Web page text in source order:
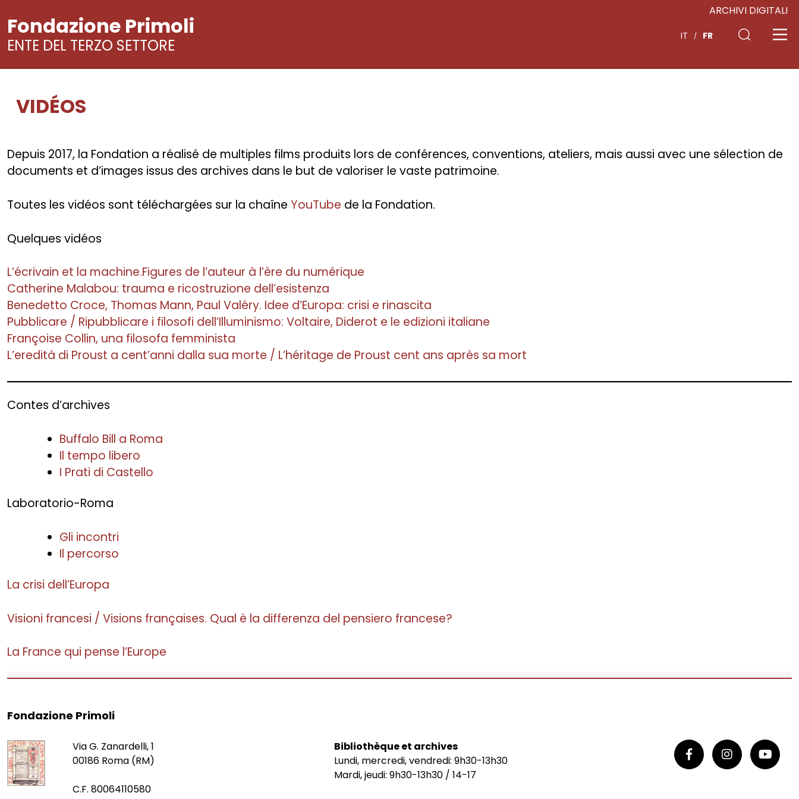
Skip
Fondazione Primoli
ENTE DEL TERZO SETTORE
ARCHIVI DIGITALI
IT FR
VIDÉOS
Depuis 2017, la Fondation a réalisé de multiples films produits lors de conférences, conventions, ateliers, mais aussi avec une sélection de
documents et d’images issus des archives dans le but de valoriser le vaste patrimoine.
Toutes les vidéos sont téléchargées sur la chaîne YouTube de la Fondation.
Quelques vidéos
L’écrivain et la machine.Figures de l’auteur à l’ère du numérique
Catherine Malabou: trauma e ricostruzione dell’esistenza
Benedetto Croce, Thomas Mann, Paul Valéry. Idee d’Europa: crisi e rinascita
Pubblicare / Ripubblicare i filosofi dell’Illuminismo: Voltaire, Diderot e le edizioni italiane
Françoise Collin, una filosofa femminista
L’eredità di Proust a cent’anni dalla sua morte / L’héritage de Proust cent ans après sa mort
Contes d’archives
Buffalo Bill a Roma
Il tempo libero
I Prati di Castello
Laboratorio-Roma
Gli incontri
Il percorso
La crisi dell’Europa
Visioni francesi / Visions françaises. Qual è la differenza del pensiero francese?
La France qui pense l’Europe
Fondazione Primoli
Via G. Zanardelli, 1
00186 Roma (RM)
C.F. 80064110580
Bibliothèque et archives
Lundi, mercredi, vendredi: 9h30-13h30
Mardi, jeudi: 9h30-13h30 / 14-17